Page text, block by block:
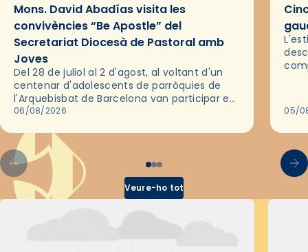
Mons. David Abadías visita les
convivències “Be Apostle” del
Secretariat Diocesà de Pastoral amb
Joves
Del 28 de juliol al 2 d'agost, al voltant d'un
centenar d'adolescents de parròquies de
l'Arquebisbat de Barcelona van participar en
les convivències Be Apostle, organitzades
06/08/2026 05/
Veure-ho tot